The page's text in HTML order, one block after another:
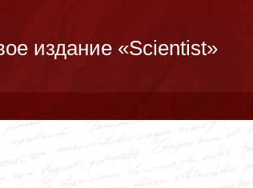
издание «Scientist»